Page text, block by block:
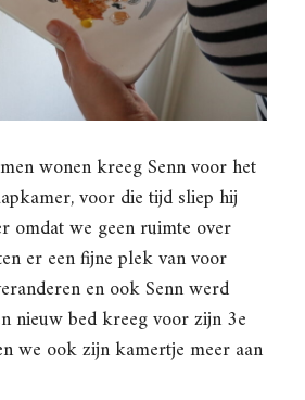
wonen kreeg Senn voor het
voor die tijd sliep hij
omdat we geen ruimte over
er een fijne plek van voor
en ook Senn werd
nieuw bed kreeg voor zijn 3e
we ook zijn kamertje meer aan